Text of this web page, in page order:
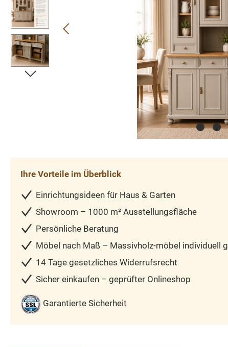
Ihre Vorteile im Überblick
Einrichtungsideen für Haus & Garten
Showroom – 1000 m² Ausstellungsfläche
Persönliche Beratung
Möbel nach Maß – Massivholz-möbel individuell
14 Tage gesetzliches Widerrufsrecht
Sicher einkaufen – geprüfter Onlineshop
Garantierte Sicherheit